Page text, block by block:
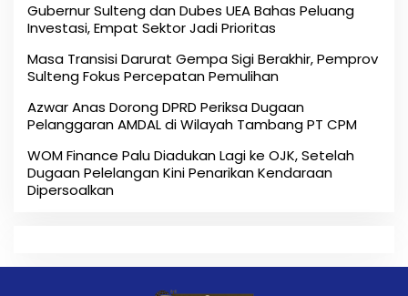
Gubernur Sulteng dan Dubes UEA Bahas Peluang
Investasi, Empat Sektor Jadi Prioritas
Masa Transisi Darurat Gempa Sigi Berakhir, Pemprov
Sulteng Fokus Percepatan Pemulihan
Azwar Anas Dorong DPRD Periksa Dugaan
Pelanggaran AMDAL di Wilayah Tambang PT CPM
‎WOM Finance Palu Diadukan Lagi ke OJK, Setelah
Dugaan Pelelangan Kini Penarikan Kendaraan
Dipersoalkan ‎